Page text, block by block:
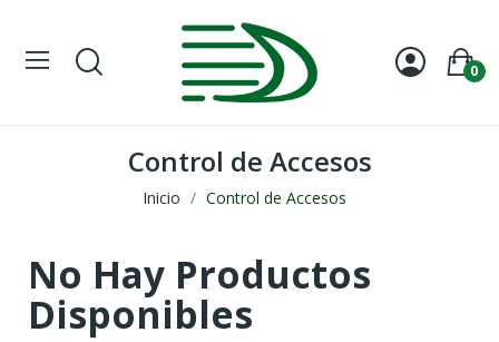
0
Control de Accesos
Inicio Control de Accesos
No Hay Productos
Disponibles